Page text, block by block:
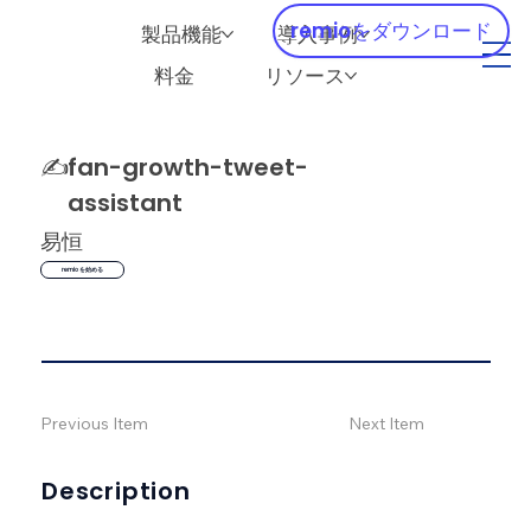
製品機能
導入事例
料金
リソース
remioをダウンロード
✍️fan-growth-tweet-
assistant
易恒
remio を始める
Description
Previous Item Next Item